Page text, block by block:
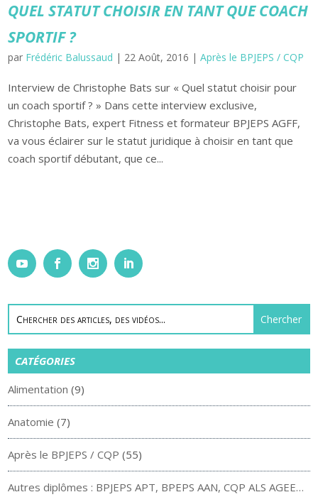
QUEL STATUT CHOISIR EN TANT QUE COACH
SPORTIF ?
par Frédéric Balussaud | 22 Août, 2016 |Après le BPJEPS / CQP
Interview de Christophe Bats sur « Quel statut choisir pour
un coach sportif ? » Dans cette interview exclusive,
Christophe Bats, expert Fitness et formateur BPJEPS AGFF,
va vous éclairer sur le statut juridique à choisir en tant que
coach sportif débutant, que ce...
CATÉGORIES
Alimentation (9)
Anatomie (7)
Après le BPJEPS / CQP (55)
Autres diplômes : BPJEPS APT, BPEPS AAN, CQP ALS AGEE…